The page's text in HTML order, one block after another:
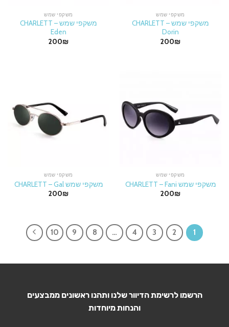
משקפי שמש
משקפי שמש CHARLETT –
Dorin
200₪
משקפי שמש
משקפי שמש CHARLETT –
Eden
200₪
משקפי שמש
משקפי שמש CHARLETT – Fani
200₪
משקפי שמש
משקפי שמש CHARLETT – Gal
200₪
1
2
3
4
…
8
9
10
הרשמו לרשימת הדיוור שלנו ותהנו ראשונים ממבצעים
והנחות מיוחדות